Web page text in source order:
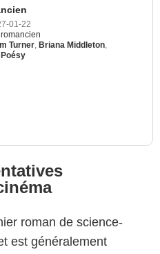
01-22
Turner, Briana Middleton,
roman de science-
est généralement